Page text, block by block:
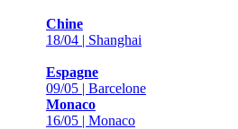
Chine
18/04 | Shanghai
Espagne
09/05 | Barcelone
Monaco
16/05 | Monaco